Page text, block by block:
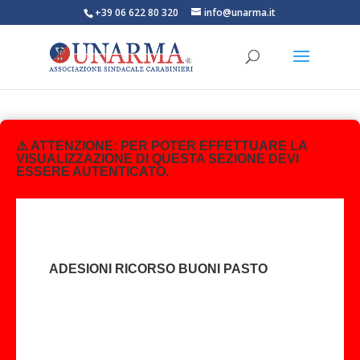
+39 06 622 80 320 info@unarma.it
⚠️ ATTENZIONE: PER POTER EFFETTUARE LA
VISUALIZZAZIONE DI QUESTA SEZIONE DEVI
ESSERE AUTENTICATO.
ADESIONI RICORSO BUONI PASTO